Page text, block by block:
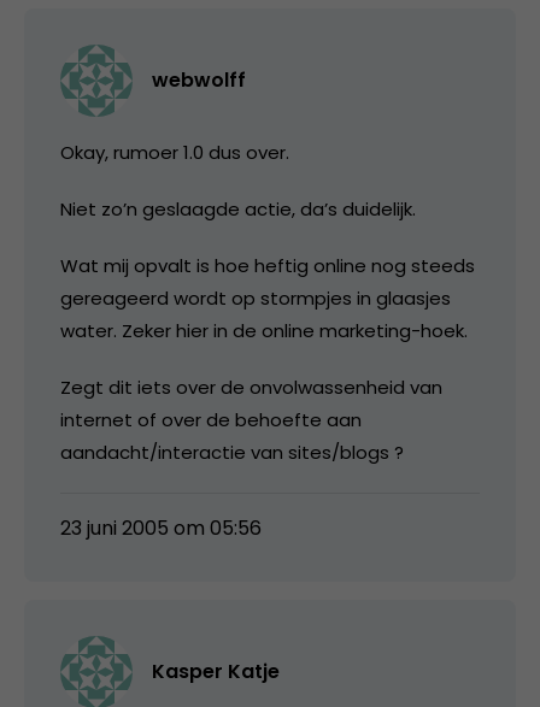
webwolff
Okay, rumoer 1.0 dus over.
Niet zo’n geslaagde actie, da’s duidelijk.
Wat mij opvalt is hoe heftig online nog steeds
gereageerd wordt op stormpjes in glaasjes
water. Zeker hier in de online marketing-hoek.
Zegt dit iets over de onvolwassenheid van
internet of over de behoefte aan
aandacht/interactie van sites/blogs ?
23 juni 2005 om 05:56
Kasper Katje